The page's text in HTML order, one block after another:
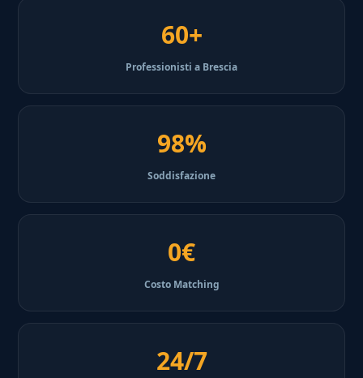
60+
Professionisti a Brescia
98%
Soddisfazione
0€
Costo Matching
24/7